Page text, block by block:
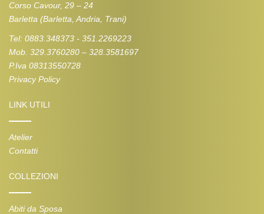
Corso Cavour, 29 – 24
Barletta (Barletta, Andria, Trani)
Tel: 0883.348373 - 351.2269223
Mob. 329.3760280 – 328.3581697
P.Iva 08313550728
Privacy Policy
LINK UTILI
Atelier
Contatti
COLLEZIONI
Abiti da Sposa